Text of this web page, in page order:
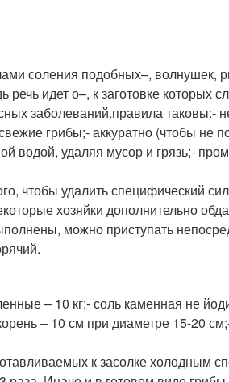
соления подобных–, волнушек,
идет о–, к заготовке которых
заболеваний.правила таковы:-
грибы;- аккуратно (чтобы не
водой, удаляя мусор и грязь;-
чтобы удалить специфический
хозяйки дополнительно
можно приступать
– 10 кг;- соль каменная не
– 10 см при диаметре 15-20
к засолке холодным